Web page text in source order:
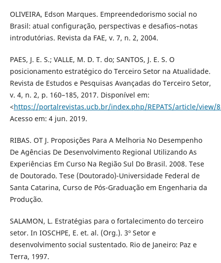
OLIVEIRA, Edson Marques. Empreendedorismo social no
Brasil: atual configuração, perspectivas e desafios–notas
introdutórias. Revista da FAE, v. 7, n. 2, 2004.
PAES, J. E. S.; VALLE, M. D. T. do; SANTOS, J. E. S. O
posicionamento estratégico do Terceiro Setor na Atualidade.
Revista de Estudos e Pesquisas Avançadas do Terceiro Setor,
v. 4, n. 2, p. 160–185, 2017. Disponível em:
<https://portalrevistas.ucb.br/index.php/REPATS/article/view/
Acesso em: 4 jun. 2019.
RIBAS. OT J. Proposições Para A Melhoria No Desempenho
De Agências De Desenvolvimento Regional Utilizando As
Experiências Em Curso Na Região Sul Do Brasil. 2008. Tese
de Doutorado. Tese (Doutorado)-Universidade Federal de
Santa Catarina, Curso de Pós-Graduação em Engenharia da
Produção.
SALAMON, L. Estratégias para o fortalecimento do terceiro
setor. In IOSCHPE, E. et. al. (Org.). 3º Setor e
desenvolvimento social sustentado. Rio de Janeiro: Paz e
Terra, 1997.